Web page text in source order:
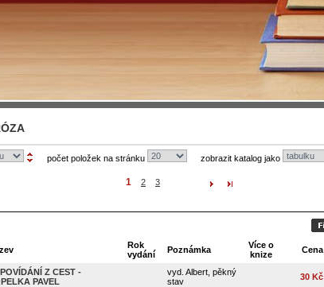
počet položek na stránku zobrazit katalog jako
1 2 3
Rok
vydání
Poznámka
Více o
knize
Cena
Z CEST -
PAVEL
vyd. Albert, pěkný
stav
30 Kč